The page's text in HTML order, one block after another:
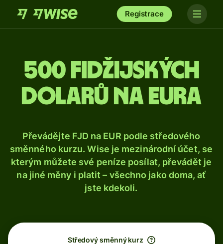
Registrace
500 fidžijských
dolarů na eura
Převádějte FJD na EUR podle středového
směnného kurzu. Wise je mezinárodní účet, se
kterým můžete své peníze posílat, převádět je
na jiné měny i platit – všechno jako doma, ať
jste kdekoli.
Středový směnný kurz